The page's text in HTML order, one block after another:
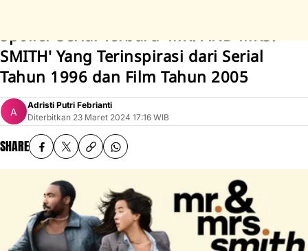
Spoiler Serial Terbaru 'MR. AND MRS.
SMITH' Yang Terinspirasi dari Serial
Tahun 1996 dan Film Tahun 2005
Adristi Putri Febrianti
Diterbitkan 23 Maret 2024 17:16 WIB
SHARE